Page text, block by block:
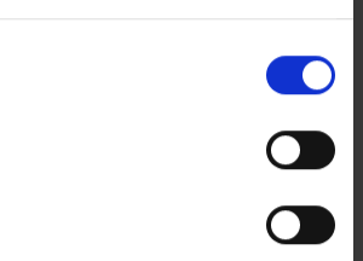
bent u goedverzekerd?Uw
bent en wat er eventueel
vindt u altijd een adviseur bij